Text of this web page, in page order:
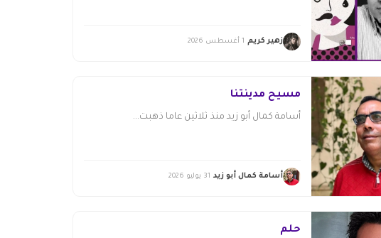
زهير كريم 1 أغسطس 2026
مسيح مدينتنا
أسامة كمال أبو زيد منذ ثلاثين عاما ذهبت...
أسامة كمال أبو زيد 31 يوليو 2026
حلم